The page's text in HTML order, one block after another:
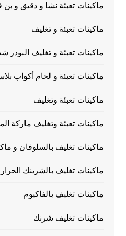
ماكينات تعبئة نشا و دقيق و بن
ماكينات تعبئة و تغليف
ماكينات تعبئة و تغليف البودر
ماكينات تعبئة و لحام أكواب
ماكينات تعبئة وتغليف
ماكينات تعبئة وتغليف ماركة
ماكينات تغليف بالسلوفان و
ماكينات تغليف بالشرينك
ماكينات تغليف بالفاكيوم
ماكينات تغليف شرنك